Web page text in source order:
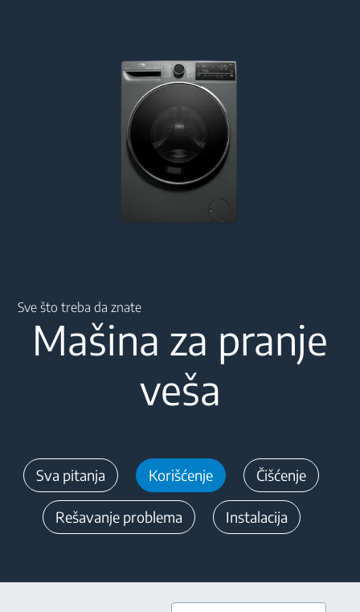
Sve što treba da znate
Mašina za pranje
veša
Sva pitanja Korišćenje Čišćenje
Rešavanje problema Instalacija